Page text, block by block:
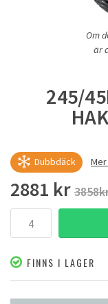
Om
är
245/
Dubbdäck
2881 kr
FINNS I LAGER